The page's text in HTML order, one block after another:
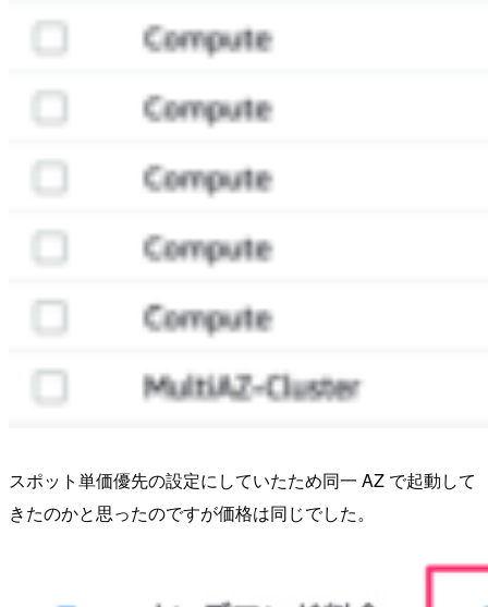
スポット単価優先の設定にしていたため同一 AZ で起動して
きたのかと思ったのですが価格は同じでした。